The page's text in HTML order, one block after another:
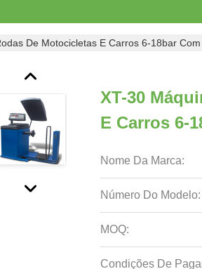
De Motocicletas E Carros 6-18bar
XT-30
E Carros 6-
Nome Da Marca:
Número Do Modelo:
MOQ:
Condições De